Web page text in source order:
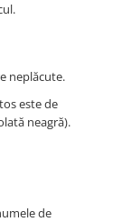
neplăcute.
este de
neagră).
de